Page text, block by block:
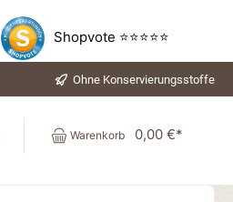
Shopvote ⭐⭐⭐⭐⭐
Ohne Konservierungsstoffe
Warenkorb 0,00 €*